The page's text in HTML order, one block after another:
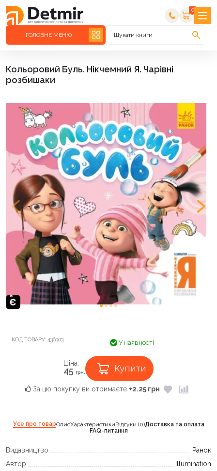
0
ГОЛОВНЕ МЕНЮ Шукати книги
Кольоровий Буль. Нікчемний Я. Чарівні
розбишаки
КОД ТОВАРУ: 436303 У наявності
Ціна:
45 грн. Купити
За цю покупку ви отримаєте +2.25 грн
Усе про товарОписХарактеристикиВідгуки (0)Доставка та оплата
FAQ-питання
Видавництво
Ранок
Автор
Illumination